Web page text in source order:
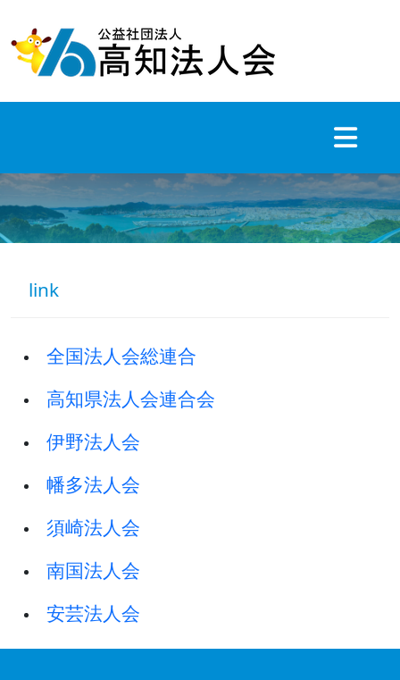
content
link
全国法人会総連合
高知県法人会連合会
伊野法人会
幡多法人会
須崎法人会
南国法人会
安芸法人会